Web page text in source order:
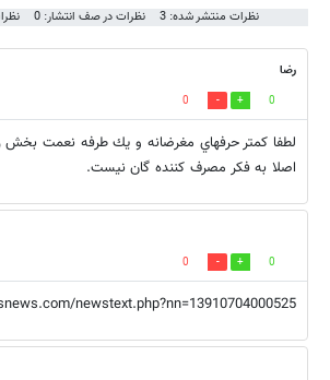
نظرات منتشر شده: 3 نظرات در صف انتشار: 0
رضا
0
0
لطفا كمتر حرفهاي مغرضانه و يك طرفه نعمت بخش
اصلا به فكر مصرف كننده گان نيست.
0
0
newstext.php?nn=13910704000525